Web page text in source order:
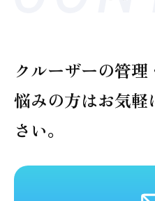
クルーザーの管
悩みの方はお気軽
さい。